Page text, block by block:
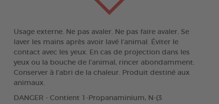
Usage externe. Ne pas avaler. Ne pas faire avaler. Se
laver les mains après avoir lavé l’animal. Éviter le
contact avec les yeux. En cas de projection dans les
yeux ou la bouche de l’animal, rincer abondamment.
Conserver à l’abri de la chaleur. Produit destiné aux
animaux.
DANGER - Contient 1-Propanaminium, N-(3